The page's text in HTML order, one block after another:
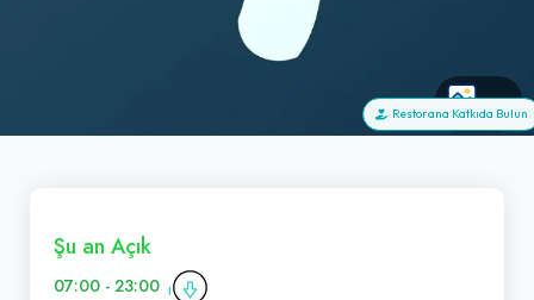
+0
Restorana Katkıda Bulun
Şu an Açık
07:00 - 23:00